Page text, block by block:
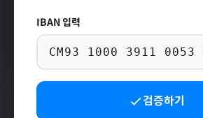
IBAN 입력
검증하기